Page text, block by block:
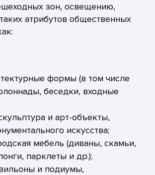
зон, освещению,
атрибутов общественных
формы (в том числе
беседки, входные
и арт-объекты,
искусства;
мебель (диваны, скамьи,
парклеты и др.);
и подиумы,